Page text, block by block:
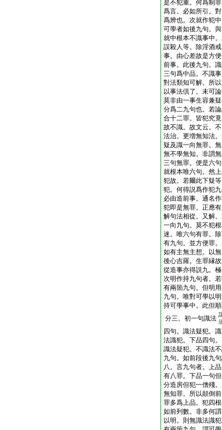
是不犯重。何爲制
爲言。必如所引。
爲辨也。次就作犯
可學者如後九句。
就中根本不識事中
誤殺人等。除淫酒
事。由心差故是方
前事。此後九句。
三句爲中品。不識
對法類知可解。所
以事法倶了。未可
莫非由一事生容兼
分爲二九句也。若
合十二罪。皆犯究
故不識。故文云。
法治。更増無知法
疑及識一向無罪。
無不學無知。非謂
三句無罪。便是六
就根本唯六句。然
犯故。若爾此下疑
犯。何得説爲作犯
必由造前事。通名
犯即是無罪。正應
解句法相從。又解
一向九句。莫不犯
迷。唯六句有罪。
有九句。並方便罪
如有主無主想。以
後心吉羅。生罪縁
從造事亦得説九。
次明作持九句者。
有兩箇九句。但明
九句。唯對可學以
持可學事中。此但
分三。初一句識法
四句。識法疑犯。
法識犯。下品四句
識法疑犯。不識法
九句。如前段後九
八。言九句者。上
有八罪。下品一句
分造房但犯一僧殘
無知罪。所以顛倒
罪多爲上品。犯四
如前列數。非多何
以明。則無識法識